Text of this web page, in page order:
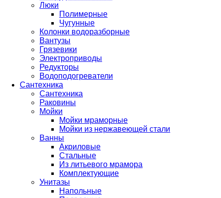
Люки
Полимерные
Чугунные
Колонки водоразборные
Вантузы
Грязевики
Электроприводы
Редукторы
Водоподогреватели
Сантехника
Сантехника
Раковины
Мойки
Мойки мраморные
Мойки из нержавеющей стали
Ванны
Акриловые
Стальные
Из литьевого мрамора
Комплектующие
Унитазы
Напольные